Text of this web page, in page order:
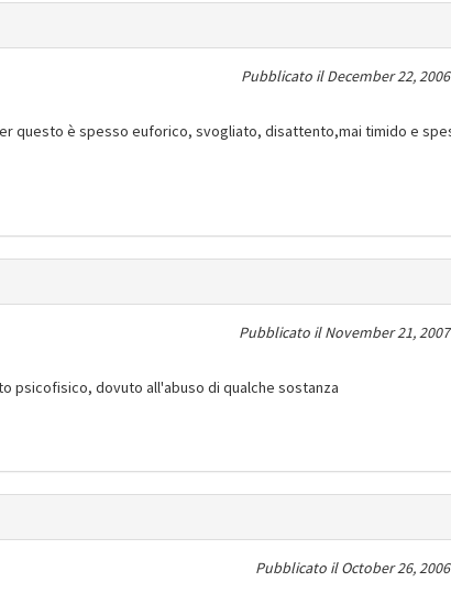
Pubblicato ilDecember 22,
questo è spesso euforico, svogliato, disattento,mai timido e
Pubblicato ilNovember 21,
psicofisico, dovuto all'abuso di qualche sostanza
Pubblicato ilOctober 26,